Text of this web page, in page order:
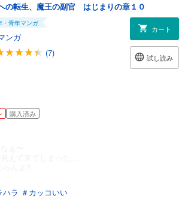
の転生、魔王の副官 はじまりの章１０
・青年マンガ
ンガ
(7)
カート
試し読み
購入済み
ハラ ＃カッコいい